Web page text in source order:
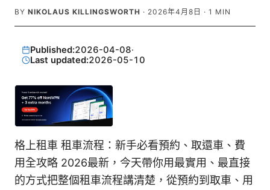
BY NIKOLAUS KILLINGSWORTH · 2026年4月8日 · 1 MIN
Published:2026-04-08·
Last updated:2026-05-10
格上租車 租車流程：新手必看預約、取還車、費
用全攻略 2026最新，今天帶你用最實用、最直接
的方式把整個租車流程講清楚，從預約到取車、用